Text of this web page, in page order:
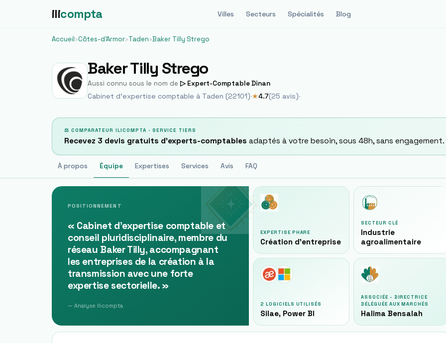
ilicompta Villes Secteurs Spécialités Blog
Accueil›Côtes-d'Armor›Taden›Baker Tilly Strego
Baker Tilly Strego
Aussi connu sous le nom de ▷ Expert-Comptable Dinan
Cabinet d'expertise comptable à Taden (22101)·★4.7(25 avis)·
⚖ COMPARATEUR ILICOMPTA · SERVICE TIERS
Recevez 3 devis gratuits d'experts-comptables adaptés à votre besoin, sous 48h, sans engagement.
À propos Équipe Expertises Services Avis FAQ
POSITIONNEMENT
« Cabinet d'expertise comptable et
conseil pluridisciplinaire, membre du
réseau Baker Tilly, accompagnant
les entreprises de la création à la
transmission avec une forte
expertise sectorielle.»
— Analyse Ilicompta
EXPERTISE PHARE
Création d'entreprise
SECTEUR CLÉ
Industrie
agroalimentaire
2 LOGICIELS UTILISÉS
Silae, Power BI
ASSOCIÉE - DIRECTRICE
DÉLÉGUÉE AUX MARCHÉS
Halima Bensalah